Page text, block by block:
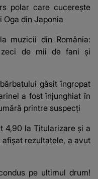
polar care cucerește
din Japonia
muzicii din România:
zeci de mii de fani și
găsit îngropat
a fost înjunghiat în
printre suspecți
4,90 la Titularizare și a
rezultatele, a avut
pe ultimul drum!